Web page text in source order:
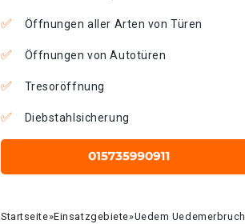
Öffnungen aller Arten von Türen
Öffnungen von Autotüren
Tresoröffnung
Diebstahlsicherung
Startseite»Einsatzgebiete»Uedem Uedemerbruch